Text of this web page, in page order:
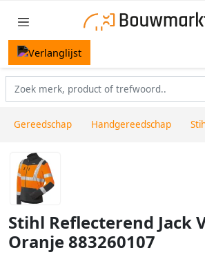
Gereedschap Handgereedschap
Stihl Reflecterend Jack
Oranje 883260107